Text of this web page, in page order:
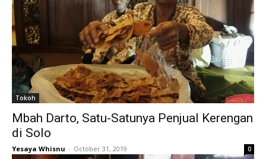
Tokoh
Mbah Darto, Satu-Satunya Penjual Kerengan
di Solo
Yesaya Whisnu - October 31, 2019 0